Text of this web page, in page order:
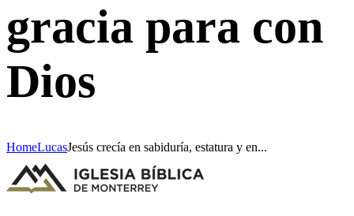
gracia para con
Dios
HomeLucasJesús crecía en sabiduría, estatura y en...